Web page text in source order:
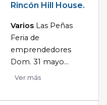
Rincón Hill House.
Varios Las Peñas
Feria de
emprendedores
Dom. 31 mayo...
Ver más